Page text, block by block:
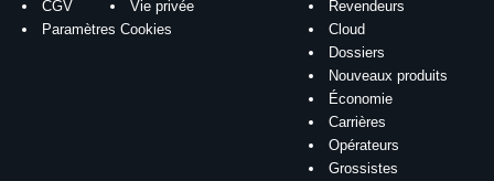
CGV
Vie privée
Paramètres Cookies
Revendeurs
Cloud
Dossiers
Nouveaux produits
Économie
Carrières
Opérateurs
Grossistes